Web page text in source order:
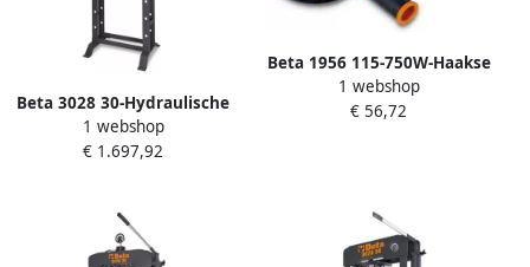
Beta 3028 30-Hydraulische
Werkplaatspers 030280030
1 webshop
€ 1.697,92
Beta 1956 115-750W-Haakse
Slijpers 019560011
1 webshop
€ 56,72